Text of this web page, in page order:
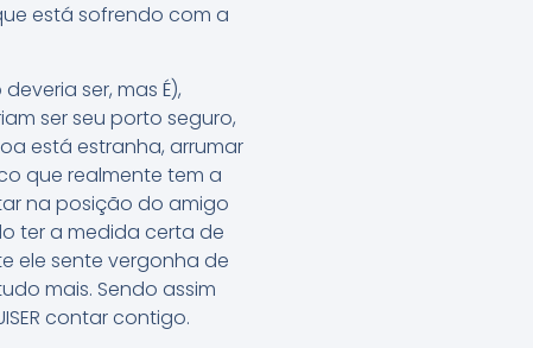
está sofrendo com a
ser, mas É),
ser seu porto seguro,
está estranha, arrumar
que realmente tem a
na posição do amigo
ter a medida certa de
ele sente vergonha de
mais. Sendo assim
contar contigo.